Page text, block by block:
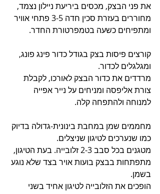
את פני הבצק, מכסים ביריעת ניילון נצמד,
מחוררים בעזרת סכין חדה 3-5 פתחי אוויר
ומתפיחים כשעה בטמפרטורת החדר.
קורצים פיסות בצק בגודל כדור פינג פונג,
ומגלגלים לכדור.
מרדדים את כדור הבצק לאורכו, לקבלת
צורת אליפסה ומניחים על נייר אפייה
למנוחה ולהתפחה קלה.
מחממים שמן במחבת בינונית-גדולה בדיוק
כמו שנערכים לטיגון שניצלים.
מטגנים בכל סבב 2-3 זלובייה. בעת הטיגון,
מתפתחות בבצק בועות אויר בצד שלא נוגע
בשמן.
הופכים את הזלובייה לטיגון אחיד בשני